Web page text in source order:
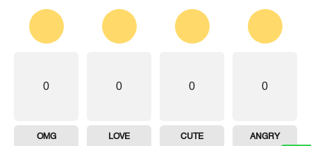
0
ANGRY
0
CUTE
0
LOVE
0
OMG